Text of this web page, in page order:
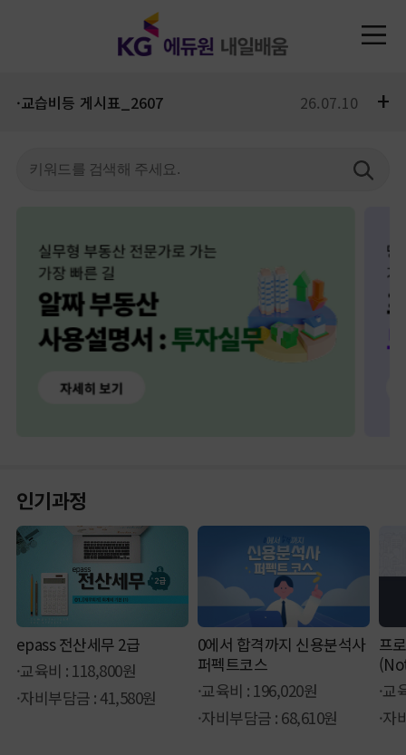
·교습비등 게시표_2607 26.07.10 +
인기과정
epass 전산세무 2급
·교육비 : 118,800원
·자비부담금 : 41,580원
0에서 합격까지 신용분석사
퍼펙트코스
·교육비 : 196,020원
·자비부담금 : 68,610원
프
·교
·자